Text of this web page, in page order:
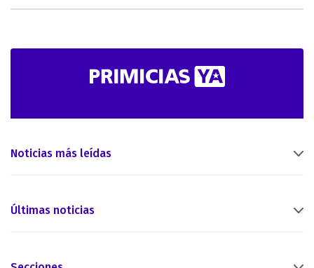
Noticias más leídas
Últimas noticias